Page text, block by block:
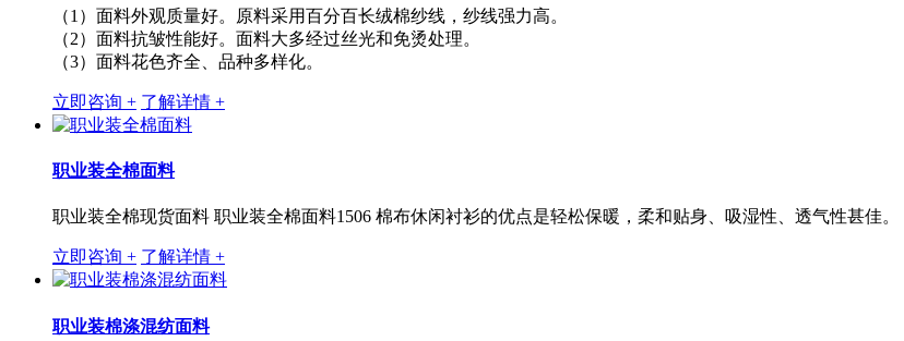
（1）面料外观质量好。原料采用百分百长绒棉纱线，纱线强力高。
（2）面料抗皱性能好。面料大多经过丝光和免烫处理。
（3）面料花色齐全、品种多样化。
立即咨询 + 了解详情 +
职业装全棉面料
职业装全棉现货面料 职业装全棉面料1506 棉布休闲衬衫的优点是轻松保暖，柔和贴身、吸湿性、透气性甚佳。
立即咨询 + 了解详情 +
职业装棉涤混纺面料